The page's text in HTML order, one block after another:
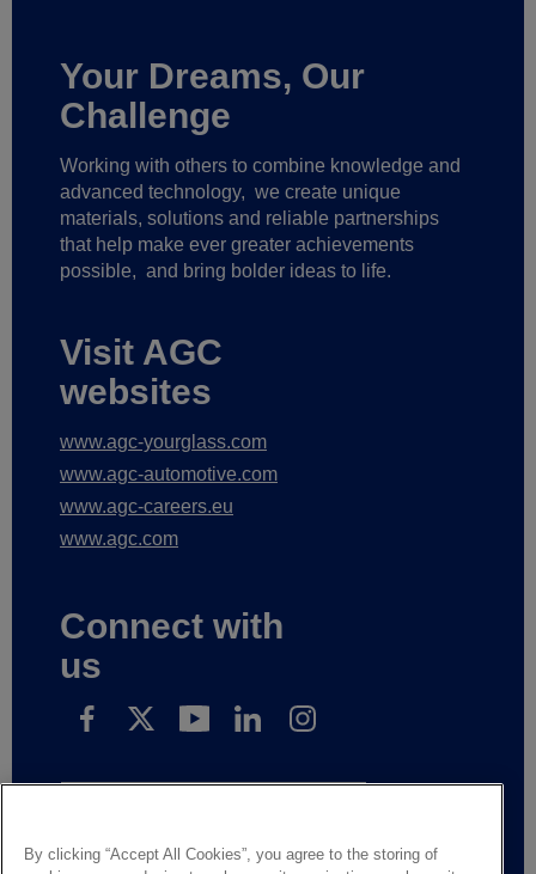
Your Dreams, Our
Challenge
Working with others to combine knowledge and
advanced technology, we create unique
materials, solutions and reliable partnerships
that help make ever greater achievements
possible, and bring bolder ideas to life.
Visit AGC
websites
www.agc-yourglass.com
www.agc-automotive.com
www.agc-careers.eu
www.agc.com
Connect with
us
By clicking “Accept All Cookies”, you agree to the storing of